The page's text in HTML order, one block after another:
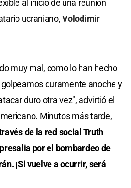
al inicio de una reunión
ucraniano,Volodimir
muy mal, como lo han hecho
duramente anoche y
duro otra vez", advirtió el
Minutos más tarde,
de la red social Truth
por el bombardeo de
¡Si vuelve a ocurrir, será